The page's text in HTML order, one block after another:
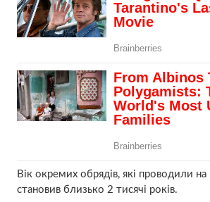
Вік окремих обрядів, які проводили
становив близько 2 тисячі років.